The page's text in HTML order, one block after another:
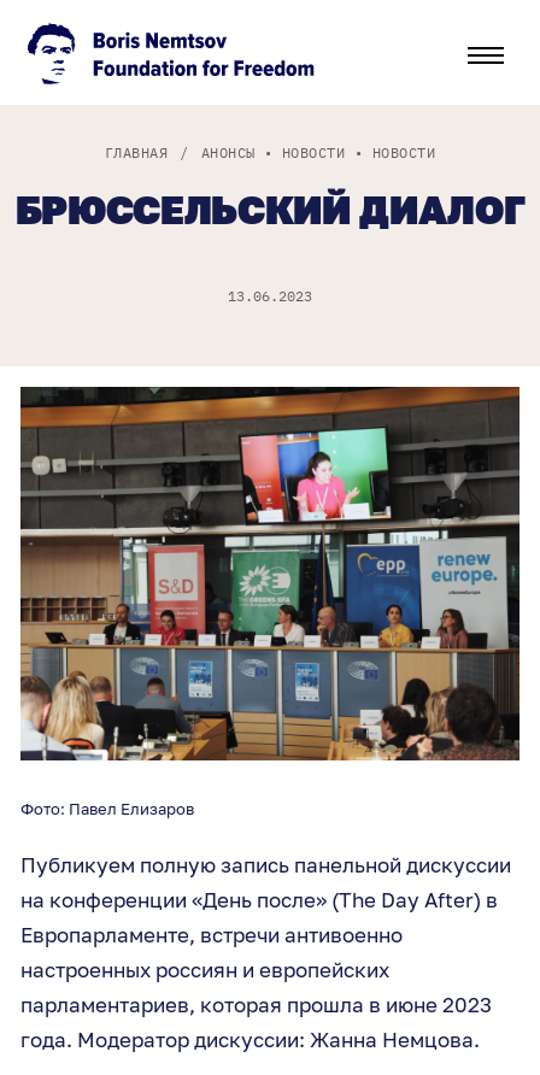
ГЛАВНАЯ / АНОНСЫ • НОВОСТИ • НОВОСТИ
БРЮССЕЛЬСКИЙ ДИАЛОГ
13.06.2023
Фото: Павел Елизаров
Публикуем полную запись панельной дискуссии
на конференции «День после» (The Day After) в
Европарламенте, встречи антивоенно
настроенных россиян и европейских
парламентариев, которая прошла в июне 2023
года. Модератор дискуссии: Жанна Немцова.